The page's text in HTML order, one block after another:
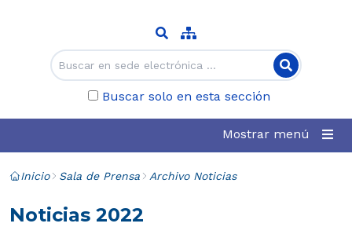
Buscar solo en esta sección
Mostrar menú
Inicio Sala de Prensa Archivo Noticias
Noticias 2022